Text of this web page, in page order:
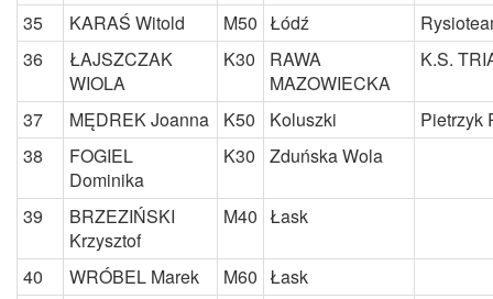
35 KARAŚ Witold M50 Łódź
36
ŁAJSZCZAK
WIOLA
K30
RAWA
MAZOWIECKA
K.S.
37 MĘDREK Joanna K50 Koluszki
Pietrzyk
38
FOGIEL
Dominika
K30 Zduńska Wola
39
BRZEZIŃSKI
Krzysztof
M40 Łask
40 WRÓBEL Marek M60 Łask